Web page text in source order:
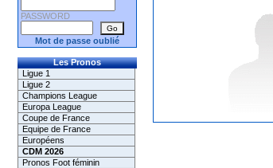
PASSWORD
Mot de passe oublié
Les Pronos
Ligue 1
Ligue 2
Champions League
Europa League
Coupe de France
Equipe de France
Européens
CDM 2026
Pronos Foot féminin